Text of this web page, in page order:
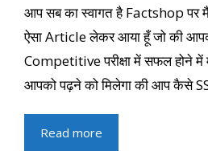
आप सब का स्वागत है Factshop पर
ऐसा Article लेकर आया हूँ जो की
Competitive परीक्षा में सफल होने
आपको पढ़ने को मिलेगा की आप कैसे
Read more